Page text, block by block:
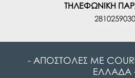
ΤΗΛΕΦΩΝΙΚΗ
2810259030
- ΑΠΟΣΤΟΛΕΣ ΜΕ
ΕΛΛΑΔΑ